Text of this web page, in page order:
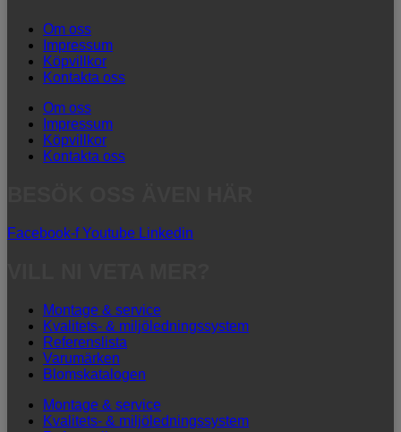
Om oss
Impressum
Köpvillkor
Kontakta oss
Om oss
Impressum
Köpvillkor
Kontakta oss
Facebook-f Youtube Linkedin
Montage & service
Kvalitets- & miljöledningssystem
Referenslista
Varumärken
Blomskatalogen
Montage & service
Kvalitets- & miljöledningssystem